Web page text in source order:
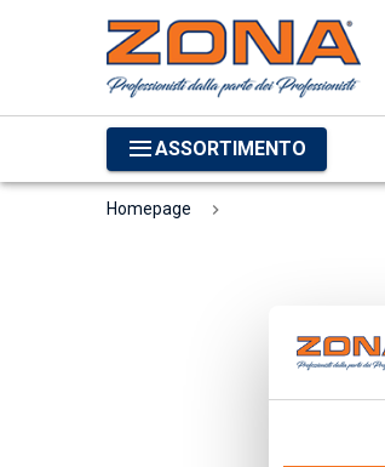
ASSORTIMENTO
Homepage